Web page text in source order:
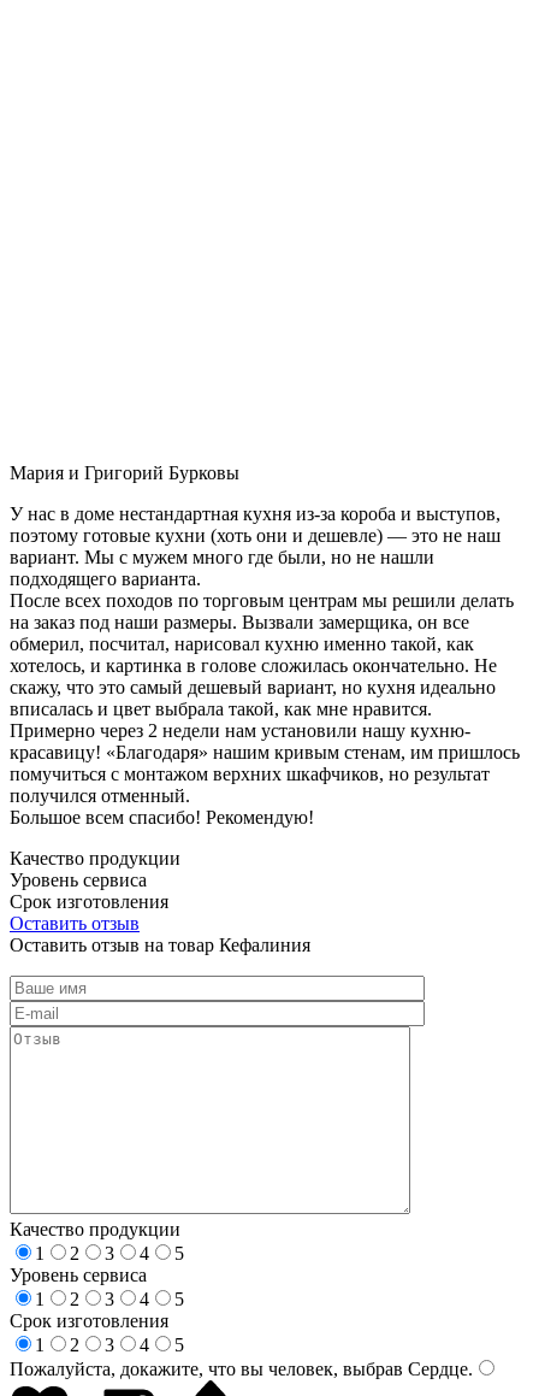
Мария и Григорий Бурковы
У нас в доме нестандартная кухня из-за короба и выступов,
поэтому готовые кухни (хоть они и дешевле) — это не наш
вариант. Мы с мужем много где были, но не нашли
подходящего варианта.
После всех походов по торговым центрам мы решили делать
на заказ под наши размеры. Вызвали замерщика, он все
обмерил, посчитал, нарисовал кухню именно такой, как
хотелось, и картинка в голове сложилась окончательно. Не
скажу, что это самый дешевый вариант, но кухня идеально
вписалась и цвет выбрала такой, как мне нравится.
Примерно через 2 недели нам установили нашу кухню-
красавицу! «Благодаря» нашим кривым стенам, им пришлось
помучиться с монтажом верхних шкафчиков, но результат
получился отменный.
Большое всем спасибо! Рекомендую!
Качество продукции
Уровень сервиса
Срок изготовления
Оставить отзыв
Оставить отзыв на товар Кефалиния
Качество продукции
1
2 3 4
5
Уровень сервиса
1
2 3 4
5
Срок изготовления
1
2 3 4
5
Пожалуйста, докажите, что вы человек, выбрав Сердце.